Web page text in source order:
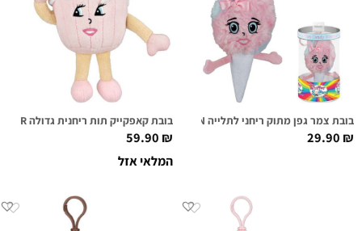
בובת צמר גפן מתוק ריחני לתלייה KATIE COTTON
29.90₪
בובת קאפקייק תות ריחנית גדולה SUGAR CAKE SUPER SNIFFER
59.90₪
המלאי אזל